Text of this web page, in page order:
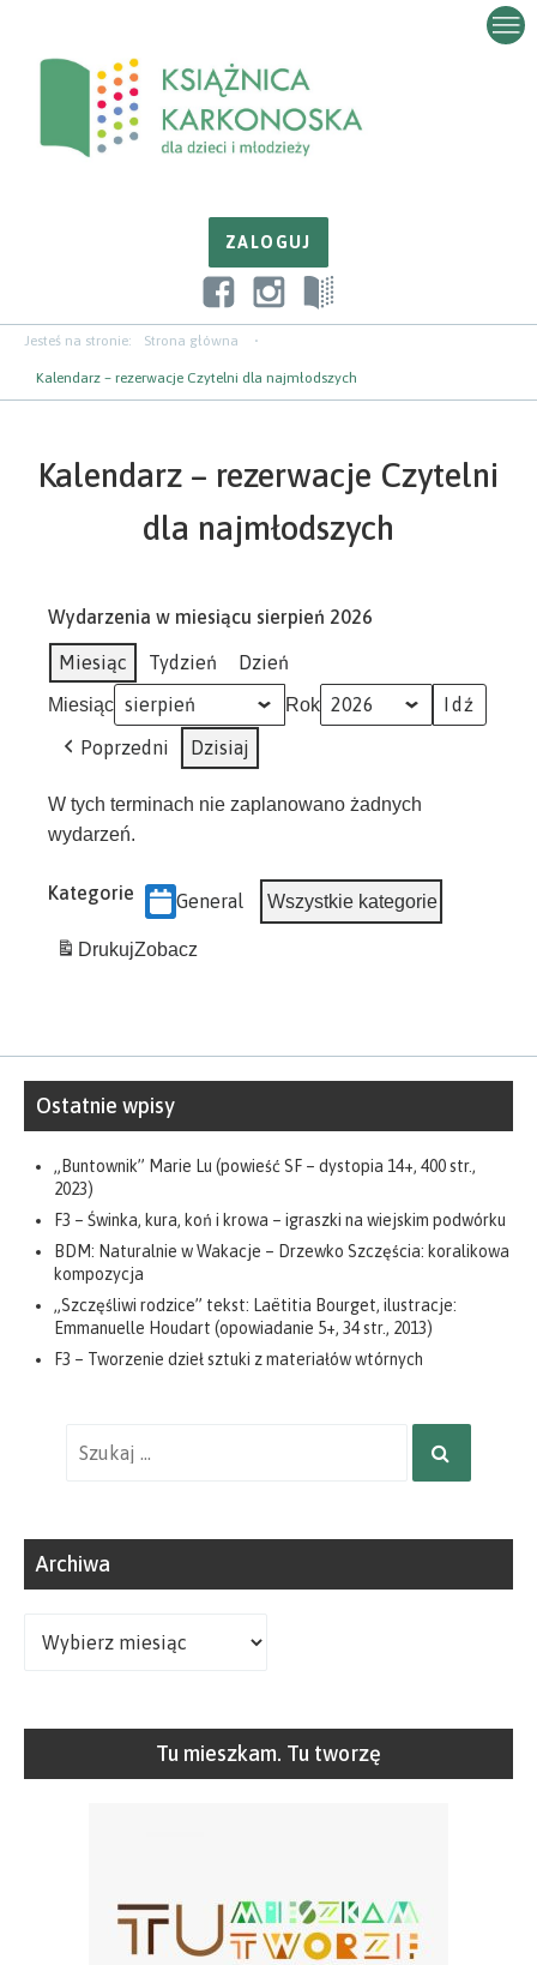
zawartości
nawigacji
paska
Jesteś na stronie: Strona główna
Kalendarz – rezerwacje Czytelni dla najmłodszych
Kalendarz – rezerwacje Czytelni
dla najmłodszych
Wydarzenia w miesiącu sierpień 2026
Miesiąc Tydzień Dzień
Miesiąc Rok
Poprzedni Dzisiaj
W tych terminach nie zaplanowano żadnych
wydarzeń.
Kategorie General Wszystkie kategorie
DrukujZobacz
Ostatnie wpisy
„Buntownik” Marie Lu (powieść SF – dystopia 14+, 400 str.,
2023)
F3 – Świnka, kura, koń i krowa – igraszki na wiejskim podwórku
BDM: Naturalnie w Wakacje – Drzewko Szczęścia: koralikowa
kompozycja
„Szczęśliwi rodzice” tekst: Laëtitia Bourget, ilustracje:
Emmanuelle Houdart (opowiadanie 5+, 34 str., 2013)
F3 – Tworzenie dzieł sztuki z materiałów wtórnych
SZUKAJ
Archiwa
Tu mieszkam. Tu tworzę